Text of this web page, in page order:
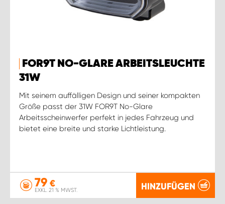
FOR9T NO-GLARE ARBEITSLEUCHTE
31W
Mit seinem auffälligen Design und seiner kompakten
Größe passt der 31W FOR9T No-Glare
Arbeitsscheinwerfer perfekt in jedes Fahrzeug und
bietet eine breite und starke Lichtleistung.
79 €
EXKL. 21 % MWST. HINZUFÜGEN